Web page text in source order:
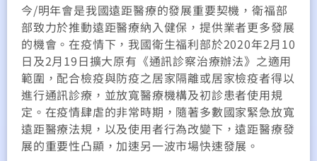
今/明年會是我國遠距醫療的發展重要契機，衛福部
部致力於推動遠距醫療納入健保，提供業者更多發展
的機會。在疫情下，我國衛生福利部於2020年2月10
日及2月19日擴大原有《通訊診察治療辦法》之適用
範圍，配合檢疫與防疫之居家隔離或居家檢疫者得以
進行通訊診療，並放寬醫療機構及初診患者使用規
定。在疫情肆虐的非常時期，隨著多數國家緊急放寬
遠距醫療法規，以及使用者行為改變下，遠距醫療發
展的重要性凸顯，加速另一波市場快速發展。